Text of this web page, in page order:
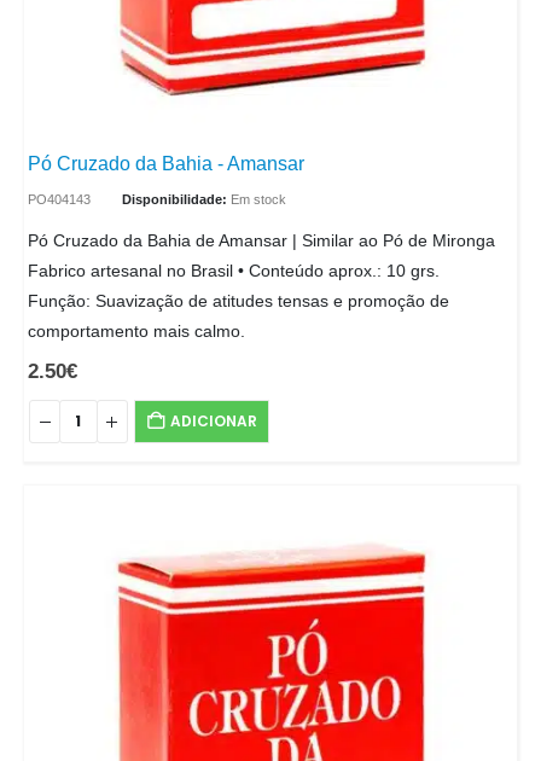
Pó Cruzado da Bahia - Amansar
PO404143 Disponibilidade: Em stock
Pó Cruzado da Bahia de Amansar | Similar ao Pó de Mironga
Fabrico artesanal no Brasil • Conteúdo aprox.: 10 grs.
Função: Suavização de atitudes tensas e promoção de
comportamento mais calmo.
2.50€
ADICIONAR